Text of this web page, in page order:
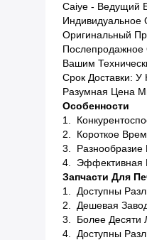
Caiye - Ведущий
Индивидуальное
Оригинальный
Послепродажное
Вашим
Срок Доставки:
Разумная Цена
Особенности
1.
2. Короткое
3. Разнообразие
4. Эффективная
Запчасти Для
1. Доступны
2. Дешевая
3. Более Десяти
4. Доступны